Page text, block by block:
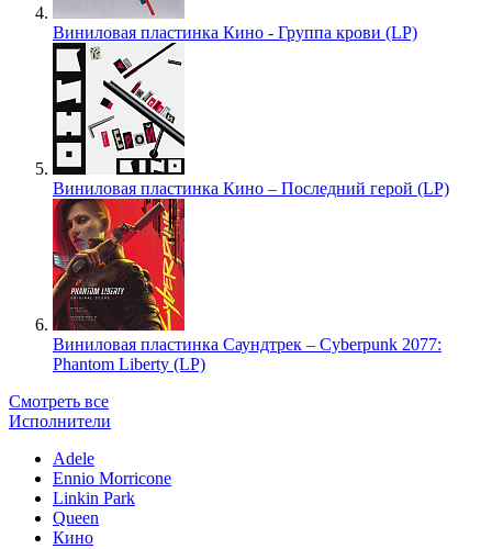
Виниловая пластинка Кино - Группа крови (LP)
Виниловая пластинка Кино – Последний герой (LP)
Виниловая пластинка Саундтрек – Cyberpunk 2077:
Phantom Liberty (LP)
Смотреть все
Исполнители
Adele
Ennio Morricone
Linkin Park
Queen
Кино